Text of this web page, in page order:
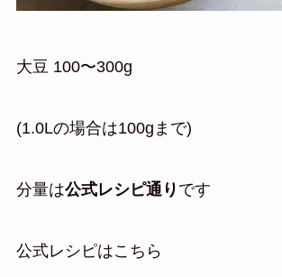
大豆 100〜300g
(1.0Lの場合は100gまで)
分量は公式レシピ通り です
公式レシピはこちら